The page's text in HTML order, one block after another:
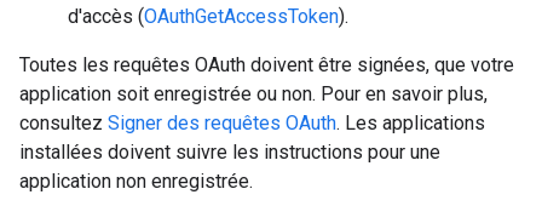
d'accès (OAuthGetAccessToken).
Toutes les requêtes OAuth doivent être signées, que votre
application soit enregistrée ou non. Pour en savoir plus,
consultez Signer des requêtes OAuth. Les applications
installées doivent suivre les instructions pour une
application non enregistrée.